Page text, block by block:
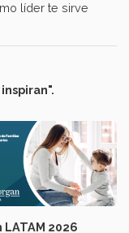
líder te sirve
2026